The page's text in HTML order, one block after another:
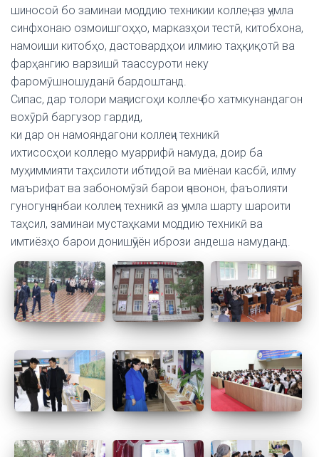
шиносоӣ бо заминаи моддию техникии коллеҷ, аз ҷумла
синфхонаю озмоишгоҳҳо, марказҳои тестӣ, китобхона,
намоиши китобҳо, дастовардҳои илмию таҳқиқотӣ ва
фарҳангию варзишӣ таассуроти неку
фаромӯшношуданӣ бардоштанд.
Сипас, дар толори маҷлисгоҳи коллеҷ бо хатмкунандагон
вохӯрӣ баргузор гардид,
ки дар он намояндагони коллеҷи техникӣ
ихтисосҳои коллеҷро муаррифӣ намуда, доир ба
муҳиммияти таҳсилоти ибтидоӣ ва миёнаи касбӣ, илму
маърифат ва забономӯзӣ барои ҷавонон, фаъолияти
гуногунҷанбаи коллеҷи техникӣ аз ҷумла шарту шароити
таҳсил, заминаи мустаҳками моддию техникӣ ва
имтиёзҳо барои донишҷӯён ибрози андеша намуданд.